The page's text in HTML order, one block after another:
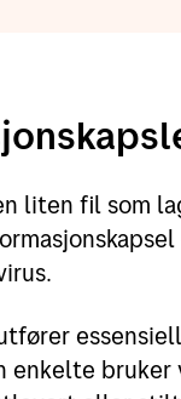
liten fil som
bruker